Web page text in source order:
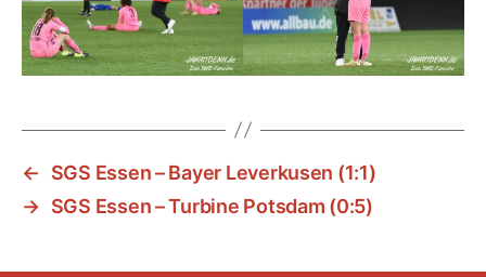
←
SGS Essen – Bayer Leverkusen (1:1)
→ SGS Essen – Turbine Potsdam (0:5)